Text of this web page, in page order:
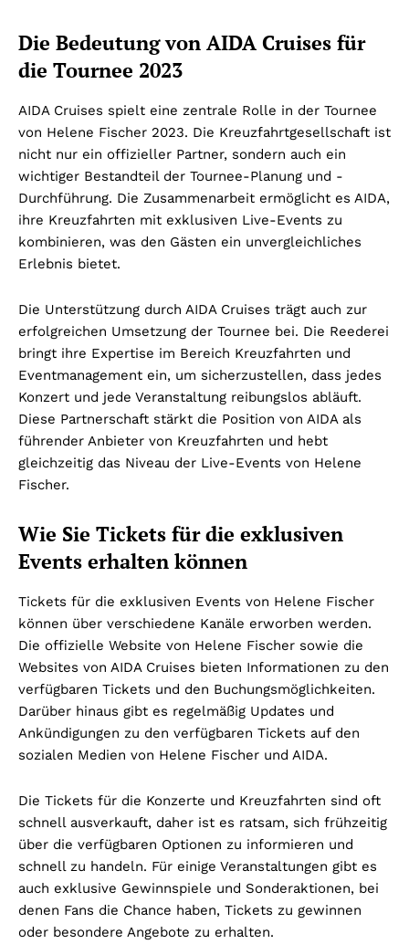
Die Bedeutung von AIDA Cruises für
die Tournee 2023
AIDA Cruises spielt eine zentrale Rolle in der Tournee
von Helene Fischer 2023. Die Kreuzfahrtgesellschaft ist
nicht nur ein offizieller Partner, sondern auch ein
wichtiger Bestandteil der Tournee-Planung und -
Durchführung. Die Zusammenarbeit ermöglicht es AIDA,
ihre Kreuzfahrten mit exklusiven Live-Events zu
kombinieren, was den Gästen ein unvergleichliches
Erlebnis bietet.
Die Unterstützung durch AIDA Cruises trägt auch zur
erfolgreichen Umsetzung der Tournee bei. Die Reederei
bringt ihre Expertise im Bereich Kreuzfahrten und
Eventmanagement ein, um sicherzustellen, dass jedes
Konzert und jede Veranstaltung reibungslos abläuft.
Diese Partnerschaft stärkt die Position von AIDA als
führender Anbieter von Kreuzfahrten und hebt
gleichzeitig das Niveau der Live-Events von Helene
Fischer.
Wie Sie Tickets für die exklusiven
Events erhalten können
Tickets für die exklusiven Events von Helene Fischer
können über verschiedene Kanäle erworben werden.
Die offizielle Website von Helene Fischer sowie die
Websites von AIDA Cruises bieten Informationen zu den
verfügbaren Tickets und den Buchungsmöglichkeiten.
Darüber hinaus gibt es regelmäßig Updates und
Ankündigungen zu den verfügbaren Tickets auf den
sozialen Medien von Helene Fischer und AIDA.
Die Tickets für die Konzerte und Kreuzfahrten sind oft
schnell ausverkauft, daher ist es ratsam, sich frühzeitig
über die verfügbaren Optionen zu informieren und
schnell zu handeln. Für einige Veranstaltungen gibt es
auch exklusive Gewinnspiele und Sonderaktionen, bei
denen Fans die Chance haben, Tickets zu gewinnen
oder besondere Angebote zu erhalten.